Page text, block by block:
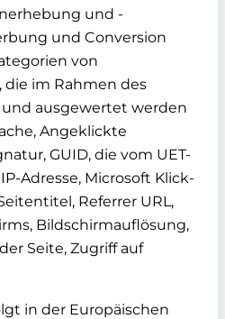
und -
und Conversion
von
die im Rahmen des
ausgewertet werden
Angeklickte
GUID, die vom UET-
Adresse, Microsoft Klick-
Referrer URL,
Bildschirmauflösung,
Seite, Zugriff auf
in der Europäischen